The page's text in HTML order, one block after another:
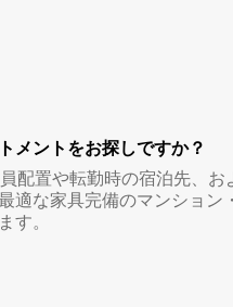
メントをお探しですか？
配置や転勤時の宿泊先、お
適な家具完備のマンション
す。